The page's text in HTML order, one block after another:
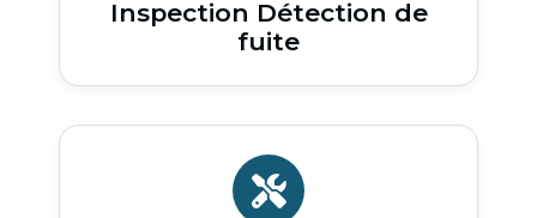
Inspection Détection de
fuite